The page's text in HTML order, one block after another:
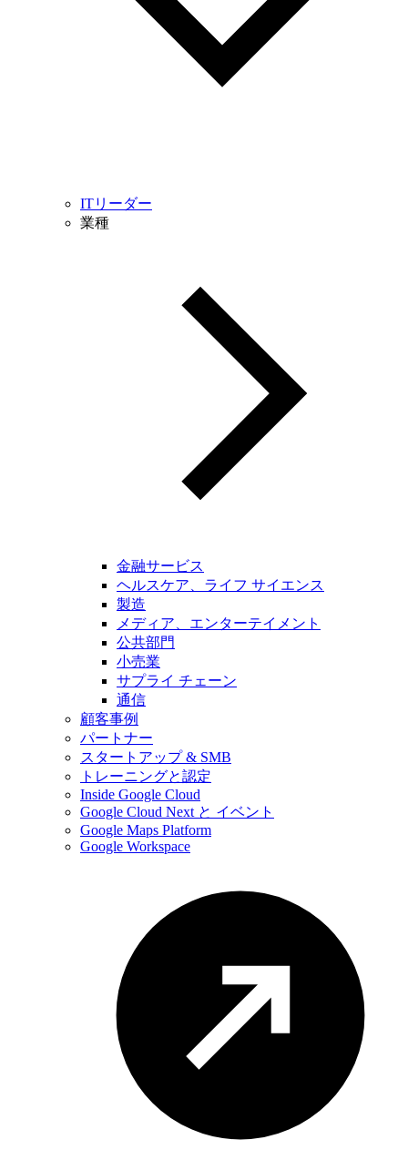
ITリーダー
業種
金融サービス
ヘルスケア、ライフ サイエンス
製造
メディア、エンターテイメント
公共部門
小売業
サプライ チェーン
通信
顧客事例
パートナー
スタートアップ & SMB
トレーニングと認定
Inside Google Cloud
Google Cloud Next と イベント
Google Maps Platform
Google Workspace